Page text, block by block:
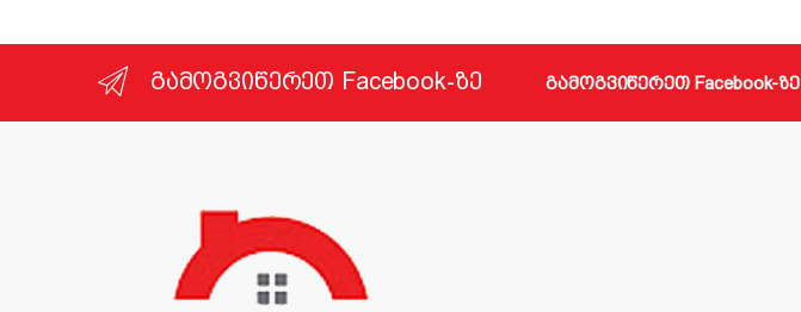
გამოგვიწერეთ Facebook-ზე გამოგვიწერეთ Facebook-ზე